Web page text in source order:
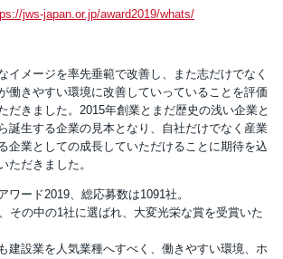
jws-japan.or.jp/award2019/whats/
イメージを率先垂範で改善し、また志だけでなく
働きやすい環境に改善していっていることを評価
だきました。2015年創業とまだ歴史の浅い企業と
誕生する企業の見本となり、自社だけでなく産業
企業としての成長していただけることに期待を込
ただきました。
ワード2019、総応募数は1091社。
その中の1社に選ばれ、大変光栄な賞を受賞いた
建設業を人気業種へすべく、働きやすい環境、ホ